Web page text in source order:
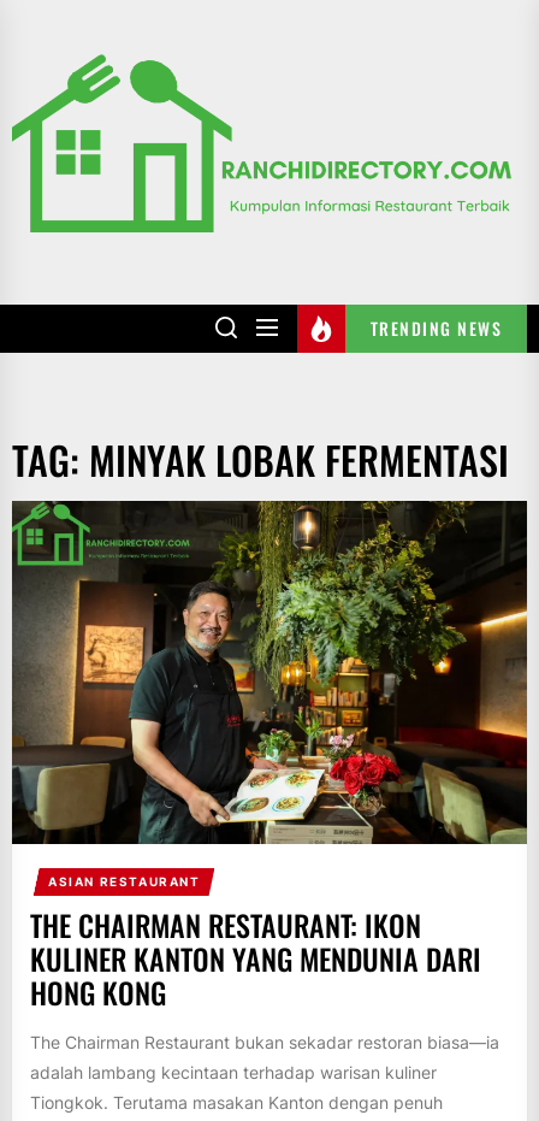
content
TRENDING NEWS
TAG: MINYAK LOBAK FERMENTASI
ASIAN RESTAURANT
THE CHAIRMAN RESTAURANT: IKON
KULINER KANTON YANG MENDUNIA DARI
HONG KONG
The Chairman Restaurant bukan sekadar restoran biasa—ia
adalah lambang kecintaan terhadap warisan kuliner
Tiongkok. Terutama masakan Kanton dengan penuh